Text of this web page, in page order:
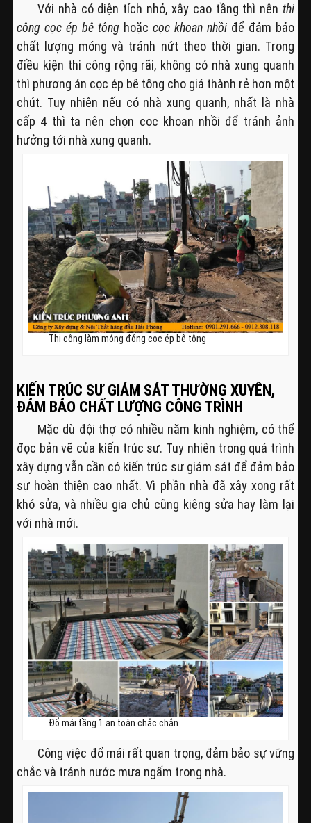
Với nhà có diện tích nhỏ, xây cao tầng thì nênthi
công cọc ép bê tônghoặc cọc khoan nhồi để đảm bảo
chất lượng móng và tránh nứt theo thời gian. Trong
điều kiện thi công rộng rãi, không có nhà xung quanh
thì phương án cọc ép bê tông cho giá thành rẻ hơn một
chút. Tuy nhiên nếu có nhà xung quanh, nhất là nhà
cấp 4 thì ta nên chọn cọc khoan nhồi để tránh ảnh
hưởng tới nhà xung quanh.
Thi công làm móng đóng cọc ép bê tông
KIẾN TRÚC SƯ GIÁM SÁT THƯỜNG XUYÊN,
ĐẢM BẢO CHẤT LƯỢNG CÔNG TRÌNH
Mặc dù đội thợ có nhiều năm kinh nghiệm, có thể
đọc bản vẽ của kiến trúc sư. Tuy nhiên trong quá trình
xây dựng vẫn cần có kiến trúc sư giám sát để đảm bảo
sự hoàn thiện cao nhất. Vì phần nhà đã xây xong rất
khó sửa, và nhiều gia chủ cũng kiêng sửa hay làm lại
với nhà mới.
Đổ mái tầng 1 an toàn chắc chắn
Công việc đổ mái rất quan trọng, đảm bảo sự vững
chắc và tránh nước mưa ngấm trong nhà.